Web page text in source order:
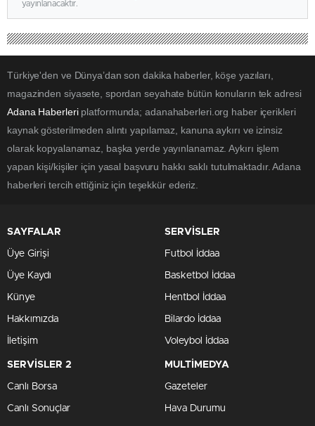
yayınlanacaktır.
Türkiye'den ve Dünya’dan son dakika haberler, köşe yazıları,
magazinden siyasete, spordan seyahate bütün konuların tek adresi
Adana Haberleriplatformunda; adanahaberleri.org haber içerikleri
kaynak gösterilmeden alıntı yapılamaz, kanuna aykırı ve izinsiz
olarak kopyalanamaz, başka yerde yayınlanamaz. Aykırı işlem
yapan kişi/kişiler için yasal başvuru hakkı saklı tutulmaktadır. Adana
haberleri tercih ettiğiniz için teşekkür ederiz.
SAYFALAR
Üye Girişi
Üye Kaydı
Künye
Hakkımızda
İletişim
SERVİSLER
Futbol İddaa
Basketbol İddaa
Hentbol İddaa
Bilardo İddaa
Voleybol İddaa
SERVİSLER 2
Canlı Borsa
Canlı Sonuçlar
MULTİMEDYA
Gazeteler
Hava Durumu